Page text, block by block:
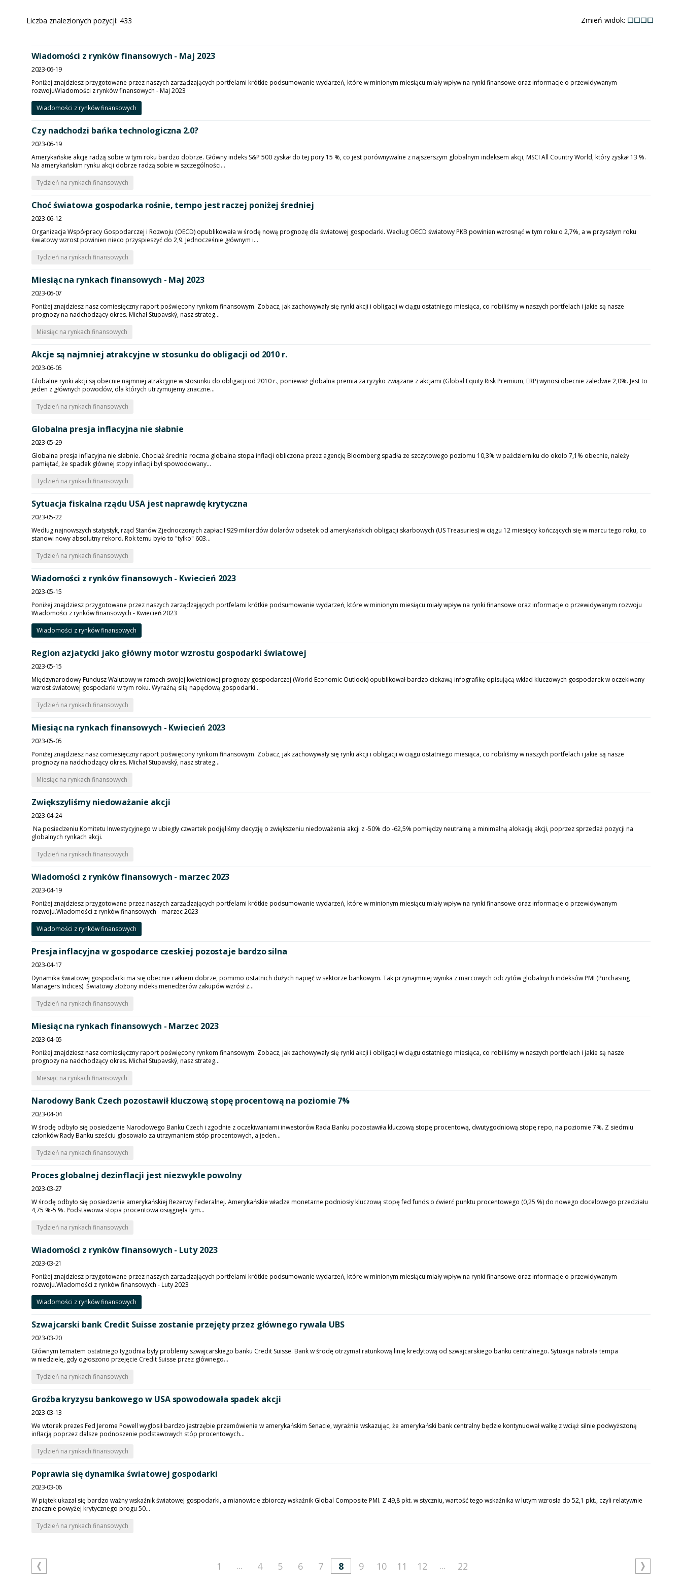
Liczba znalezionych pozycji: 433 Zmień widok:
Wiadomości z rynków finansowych - Maj 2023
2023-06-19
Poniżej znajdziesz przygotowane przez naszych zarządzających portfelami krótkie podsumowanie wydarzeń, które w minionym miesiącu miały wpływ na rynki finansowe oraz informacje o przewidywanym
rozwojuWiadomości z rynków finansowych - Maj 2023
Wiadomości z rynków finansowych
Czy nadchodzi bańka technologiczna 2.0?
2023-06-19
Amerykańskie akcje radzą sobie w tym roku bardzo dobrze. Główny indeks S&P 500 zyskał do tej pory 15 %, co jest porównywalne z najszerszym globalnym indeksem akcji, MSCI All Country World, który zyskał 13 %.
Na amerykańskim rynku akcji dobrze radzą sobie w szczególności...
Tydzień na rynkach finansowych
Choć światowa gospodarka rośnie, tempo jest raczej poniżej średniej
2023-06-12
Organizacja Współpracy Gospodarczej i Rozwoju (OECD) opublikowała w środę nową prognozę dla światowej gospodarki. Według OECD światowy PKB powinien wzrosnąć w tym roku o 2,7%, a w przyszłym roku
światowy wzrost powinien nieco przyspieszyć do 2,9. Jednocześnie głównym i...
Tydzień na rynkach finansowych
Miesiąc na rynkach finansowych - Maj 2023
2023-06-07
Poniżej znajdziesz nasz comiesięczny raport poświęcony rynkom finansowym. Zobacz, jak zachowywały się rynki akcji i obligacji w ciągu ostatniego miesiąca, co robiliśmy w naszych portfelach i jakie są nasze
prognozy na nadchodzący okres. Michał Stupavský, nasz strateg...
Miesiąc na rynkach finansowych
Akcje są najmniej atrakcyjne w stosunku do obligacji od 2010 r.
2023-06-05
Globalne rynki akcji są obecnie najmniej atrakcyjne w stosunku do obligacji od 2010 r., ponieważ globalna premia za ryzyko związane z akcjami (Global Equity Risk Premium, ERP) wynosi obecnie zaledwie 2,0%. Jest to
jeden z głównych powodów, dla których utrzymujemy znaczne...
Tydzień na rynkach finansowych
Globalna presja inflacyjna nie słabnie
2023-05-29
Globalna presja inflacyjna nie słabnie. Chociaż średnia roczna globalna stopa inflacji obliczona przez agencję Bloomberg spadła ze szczytowego poziomu 10,3% w październiku do około 7,1% obecnie, należy
pamiętać, że spadek głównej stopy inflacji był spowodowany...
Tydzień na rynkach finansowych
Sytuacja fiskalna rządu USA jest naprawdę krytyczna
2023-05-22
Według najnowszych statystyk, rząd Stanów Zjednoczonych zapłacił 929 miliardów dolarów odsetek od amerykańskich obligacji skarbowych (US Treasuries) w ciągu 12 miesięcy kończących się w marcu tego roku, co
stanowi nowy absolutny rekord. Rok temu było to "tylko" 603...
Tydzień na rynkach finansowych
Wiadomości z rynków finansowych - Kwiecień 2023
2023-05-15
Poniżej znajdziesz przygotowane przez naszych zarządzających portfelami krótkie podsumowanie wydarzeń, które w minionym miesiącu miały wpływ na rynki finansowe oraz informacje o przewidywanym rozwoju
Wiadomości z rynków finansowych - Kwiecień 2023
Wiadomości z rynków finansowych
Region azjatycki jako główny motor wzrostu gospodarki światowej
2023-05-15
Międzynarodowy Fundusz Walutowy w ramach swojej kwietniowej prognozy gospodarczej (World Economic Outlook) opublikował bardzo ciekawą infografikę opisującą wkład kluczowych gospodarek w oczekiwany
wzrost światowej gospodarki w tym roku. Wyraźną siłą napędową gospodarki...
Tydzień na rynkach finansowych
Miesiąc na rynkach finansowych - Kwiecień 2023
2023-05-05
Poniżej znajdziesz nasz comiesięczny raport poświęcony rynkom finansowym. Zobacz, jak zachowywały się rynki akcji i obligacji w ciągu ostatniego miesiąca, co robiliśmy w naszych portfelach i jakie są nasze
prognozy na nadchodzący okres. Michał Stupavský, nasz strateg...
Miesiąc na rynkach finansowych
Zwiększyliśmy niedoważanie akcji
2023-04-24
Na posiedzeniu Komitetu Inwestycyjnego w ubiegły czwartek podjęliśmy decyzję o zwiększeniu niedoważenia akcji z -50% do -62,5% pomiędzy neutralną a minimalną alokacją akcji, poprzez sprzedaż pozycji na
globalnych rynkach akcji.
Tydzień na rynkach finansowych
Wiadomości z rynków finansowych - marzec 2023
2023-04-19
Poniżej znajdziesz przygotowane przez naszych zarządzających portfelami krótkie podsumowanie wydarzeń, które w minionym miesiącu miały wpływ na rynki finansowe oraz informacje o przewidywanym
rozwoju.Wiadomości z rynków finansowych - marzec 2023
Wiadomości z rynków finansowych
Presja inflacyjna w gospodarce czeskiej pozostaje bardzo silna
2023-04-17
Dynamika światowej gospodarki ma się obecnie całkiem dobrze, pomimo ostatnich dużych napięć w sektorze bankowym. Tak przynajmniej wynika z marcowych odczytów globalnych indeksów PMI (Purchasing
Managers Indices). Światowy złożony indeks menedżerów zakupów wzrósł z...
Tydzień na rynkach finansowych
Miesiąc na rynkach finansowych - Marzec 2023
2023-04-05
Poniżej znajdziesz nasz comiesięczny raport poświęcony rynkom finansowym. Zobacz, jak zachowywały się rynki akcji i obligacji w ciągu ostatniego miesiąca, co robiliśmy w naszych portfelach i jakie są nasze
prognozy na nadchodzący okres. Michał Stupavský, nasz strateg...
Miesiąc na rynkach finansowych
Narodowy Bank Czech pozostawił kluczową stopę procentową na poziomie 7%
2023-04-04
W środę odbyło się posiedzenie Narodowego Banku Czech i zgodnie z oczekiwaniami inwestorów Rada Banku pozostawiła kluczową stopę procentową, dwutygodniową stopę repo, na poziomie 7%. Z siedmiu
członków Rady Banku sześciu głosowało za utrzymaniem stóp procentowych, a jeden...
Tydzień na rynkach finansowych
Proces globalnej dezinflacji jest niezwykle powolny
2023-03-27
W środę odbyło się posiedzenie amerykańskiej Rezerwy Federalnej. Amerykańskie władze monetarne podniosły kluczową stopę fed funds o ćwierć punktu procentowego (0,25 %) do nowego docelowego przedziału
4,75 %-5 %. Podstawowa stopa procentowa osiągnęła tym...
Tydzień na rynkach finansowych
Wiadomości z rynków finansowych - Luty 2023
2023-03-21
Poniżej znajdziesz przygotowane przez naszych zarządzających portfelami krótkie podsumowanie wydarzeń, które w minionym miesiącu miały wpływ na rynki finansowe oraz informacje o przewidywanym
rozwoju.Wiadomości z rynków finansowych - Luty 2023
Wiadomości z rynków finansowych
Szwajcarski bank Credit Suisse zostanie przejęty przez głównego rywala UBS
2023-03-20
Głównym tematem ostatniego tygodnia były problemy szwajcarskiego banku Credit Suisse. Bank w środę otrzymał ratunkową linię kredytową od szwajcarskiego banku centralnego. Sytuacja nabrała tempa
w niedzielę, gdy ogłoszono przejęcie Credit Suisse przez głównego...
Tydzień na rynkach finansowych
Groźba kryzysu bankowego w USA spowodowała spadek akcji
2023-03-13
We wtorek prezes Fed Jerome Powell wygłosił bardzo jastrzębie przemówienie w amerykańskim Senacie, wyraźnie wskazując, że amerykański bank centralny będzie kontynuował walkę z wciąż silnie podwyższoną
inflacją poprzez dalsze podnoszenie podstawowych stóp procentowych...
Tydzień na rynkach finansowych
Poprawia się dynamika światowej gospodarki
2023-03-06
W piątek ukazał się bardzo ważny wskaźnik światowej gospodarki, a mianowicie zbiorczy wskaźnik Global Composite PMI. Z 49,8 pkt. w styczniu, wartość tego wskaźnika w lutym wzrosła do 52,1 pkt., czyli relatywnie
znacznie powyżej krytycznego progu 50...
Tydzień na rynkach finansowych
1 ... 4 5 6 7 8 9 10 11 12 ... 22